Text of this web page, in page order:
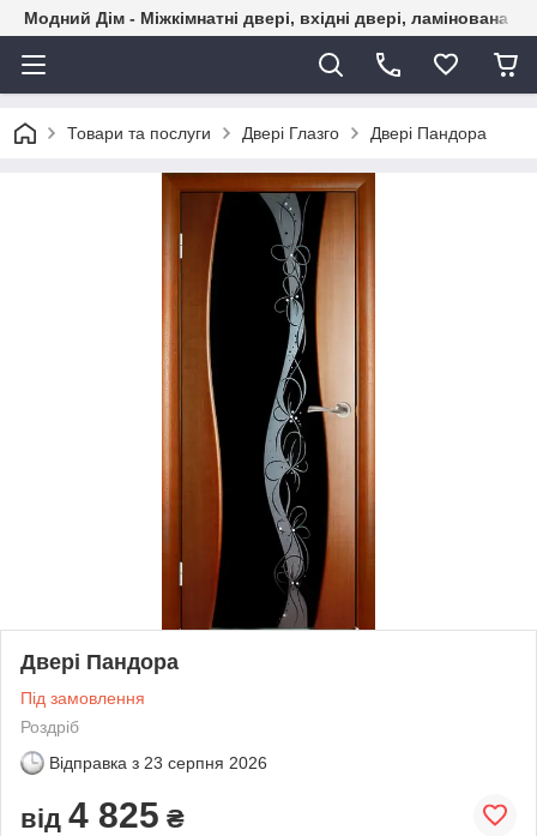
Модний Дім - Міжкімнатні двері, вхідні двері, ламінована
Товари та послуги Двері Глазго Двері Пандора
Двері Пандора
Під замовлення
Роздріб
Відправка з 23 серпня 2026
від 4 825 ₴